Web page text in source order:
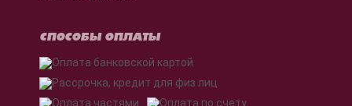
СПОСОБЫ ОПЛАТЫ